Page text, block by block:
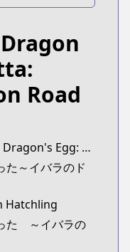
doratama/
Road
synonyms:Reincarnated as a Dragon's Egg: Dragon Road of Ibara
た～イバラのド
Hatchling
た ～イバラの